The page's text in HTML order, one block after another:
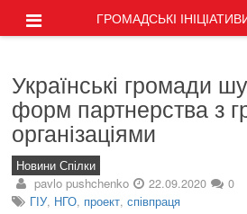
ГРОМАДСЬКІ
Українські громади
форм партнерства з
організаціями
Новини Спілки
pavlo pushchenko 22.09.2020
0
ГІУ, НГО, проект, співпраця